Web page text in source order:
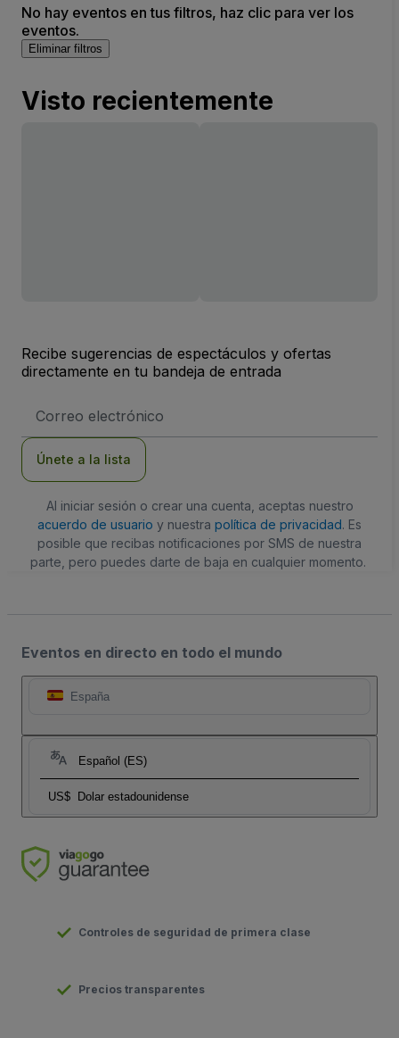
No hay eventos en tus filtros, haz clic para ver los
eventos.
Eliminar filtros
Visto recientemente
Recibe sugerencias de espectáculos y ofertas
directamente en tu bandeja de entrada
de
Únete a la lista
Al iniciar sesión o crear una cuenta, aceptas nuestro
acuerdo de usuario y nuestra política de privacidad. Es
posible que recibas notificaciones por SMS de nuestra
parte, pero puedes darte de baja en cualquier momento.
Eventos en directo en todo el mundo
España
Español (ES)
US$ Dolar estadounidense
Controles de seguridad de primera clase
Precios transparentes